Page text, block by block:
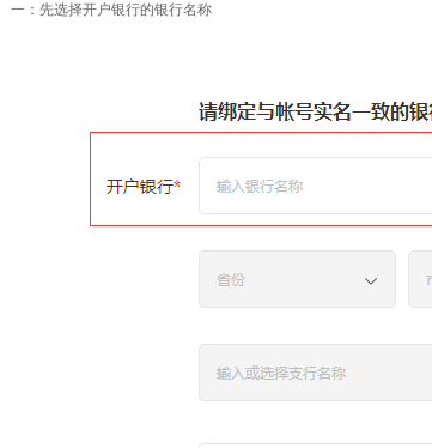
一：先选择开户银行的银行名称